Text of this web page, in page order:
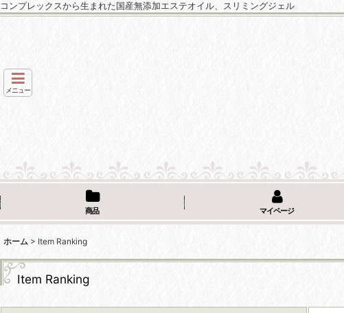
コンプレックスから生まれた国産無添加エステオイル、スリミングジェル
メニュー
商品 マイページ
ホーム > Item Ranking
Item Ranking